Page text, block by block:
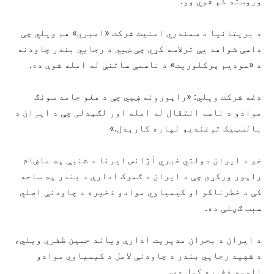
د بریتانیا د سمندري امنیت شرکت «امبري» هم ویلي چې
داسې شواهد یې ترلاسه کړي چې ښيي د رجايي بندر چاودنه
د «سودیم پرکلوریت» د ناسمې ساتنې له امله شوې ده.
دغه شرکت ویلي: «راپورونه ښيي چې د هغو جامد سونګ
موادو د ناسم انتقال له امله اور لګېدلی چې د ایران د
بالسټیک توغندیو لپاره کارېدل.»
خو د ایران دولتي خبري آژانس ایرنا د شنبې په ماښام
راپور ورکړی چې د ایران د ګمرک ادارې د بندر په ساحه
کې د خطرناکو او کیمیاوي موادو ذخیره د چاودنې اصلي
سبب ګڼلې ده.
د ایران د بحران مدیریت ادارې ویاند حسین ظفري ویلي،
د شهید رجايي بندر د چاودنې لامل د کیمیاوي موادو
ناسمه ذخیره کول دي.